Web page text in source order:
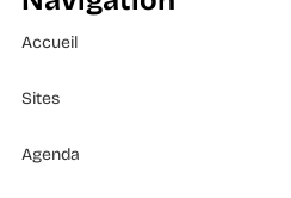
Accueil
Sites
Agenda